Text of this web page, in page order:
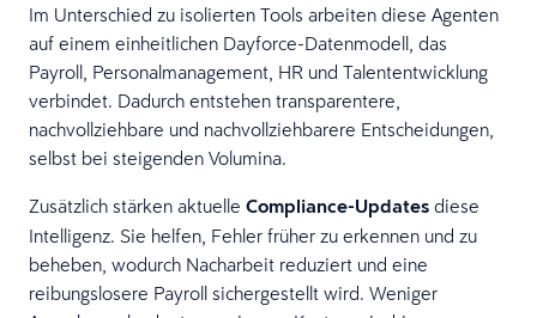
Im Unterschied zu isolierten Tools arbeiten diese Agenten
auf einem einheitlichen Dayforce-Datenmodell, das
Payroll, Personalmanagement, HR und Talententwicklung
verbindet. Dadurch entstehen transparentere,
nachvollziehbare und nachvollziehbarere Entscheidungen,
selbst bei steigenden Volumina.
Zusätzlich stärken aktuelle Compliance-Updates diese
Intelligenz. Sie helfen, Fehler früher zu erkennen und zu
beheben, wodurch Nacharbeit reduziert und eine
reibungslosere Payroll sichergestellt wird. Weniger